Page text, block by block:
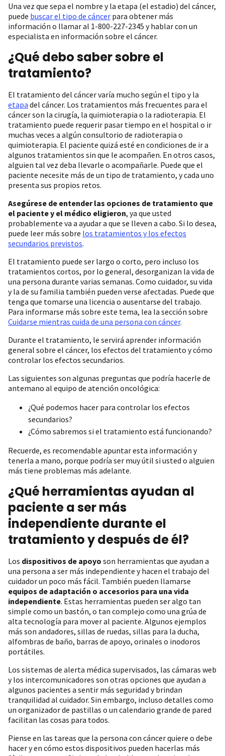
Una vez que sepa el nombre y la etapa (el estadio) del cáncer,
puede buscar el tipo de cáncer para obtener más
información o llamar al 1-800-227-2345 y hablar con un
especialista en información sobre el cáncer.
¿Qué debo saber sobre el
tratamiento?
El tratamiento del cáncer varía mucho según el tipo y la
etapa del cáncer. Los tratamientos más frecuentes para el
cáncer son la cirugía, la quimioterapia o la radioterapia. El
tratamiento puede requerir pasar tiempo en el hospital o ir
muchas veces a algún consultorio de radioterapia o
quimioterapia. El paciente quizá esté en condiciones de ir a
algunos tratamientos sin que le acompañen. En otros casos,
alguien tal vez deba llevarle o acompañarle. Puede que el
paciente necesite más de un tipo de tratamiento, y cada uno
presenta sus propios retos.
Asegúrese de entender las opciones de tratamiento que
el paciente y el médico eligieron, ya que usted
probablemente va a ayudar a que se lleven a cabo. Si lo desea,
puede leer más sobre los tratamientos y los efectos
secundarios previstos.
El tratamiento puede ser largo o corto, pero incluso los
tratamientos cortos, por lo general, desorganizan la vida de
una persona durante varias semanas. Como cuidador, su vida
y la de su familia también pueden verse afectadas. Puede que
tenga que tomarse una licencia o ausentarse del trabajo.
Para informarse más sobre este tema, lea la sección sobre
Cuidarse mientras cuida de una persona con cáncer.
Durante el tratamiento, le servirá aprender información
general sobre el cáncer, los efectos del tratamiento y cómo
controlar los efectos secundarios.
Las siguientes son algunas preguntas que podría hacerle de
antemano al equipo de atención oncológica:
¿Qué podemos hacer para controlar los efectos
secundarios?
¿Cómo sabremos si el tratamiento está funcionando?
Recuerde, es recomendable apuntar esta información y
tenerla a mano, porque podría ser muy útil si usted o alguien
más tiene problemas más adelante.
¿Qué herramientas ayudan al
paciente a ser más
independiente durante el
tratamiento y después de él?
Los dispositivos de apoyo son herramientas que ayudan a
una persona a ser más independiente y hacen el trabajo del
cuidador un poco más fácil. También pueden llamarse
equipos de adaptación o accesorios para una vida
independiente. Estas herramientas pueden ser algo tan
simple como un bastón, o tan complejo como una grúa de
alta tecnología para mover al paciente. Algunos ejemplos
más son andadores, sillas de ruedas, sillas para la ducha,
alfombras de baño, barras de apoyo, orinales o inodoros
portátiles.
Los sistemas de alerta médica supervisados, las cámaras web
y los intercomunicadores son otras opciones que ayudan a
algunos pacientes a sentir más seguridad y brindan
tranquilidad al cuidador. Sin embargo, incluso detalles como
un organizador de pastillas o un calendario grande de pared
facilitan las cosas para todos.
Piense en las tareas que la persona con cáncer quiere o debe
hacer y en cómo estos dispositivos pueden hacerlas más